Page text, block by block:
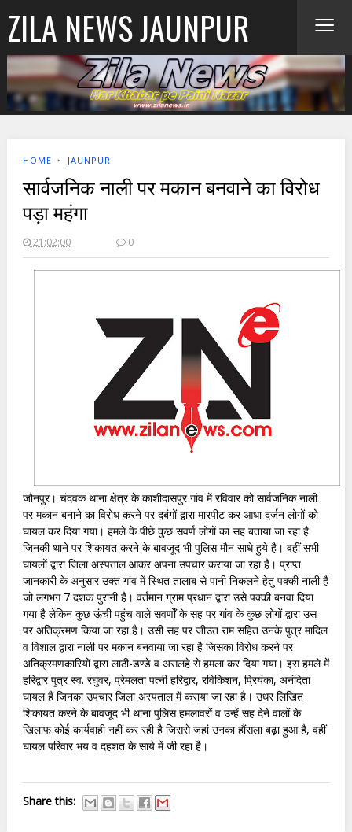
ZILA NEWS JAUNPUR ≡
HOME ‣ JAUNPUR
सार्वजनिक नाली पर मकान बनवाने का विरोध
पड़ा महंगा
21:02:00 0
जौनपुर। चंदवक थाना क्षेत्र के काशीदासपुर गांव में रविवार को सार्वजनिक नाली
पर मकान बनाने का विरोध करने पर दबंगों द्वारा मारपीट कर आधा दर्जन लोगों को
घायल कर दिया गया। हमले के पीछे कुछ सवर्ण लोगों का सह बताया जा रहा है
जिनकी थाने पर शिकायत करने के बावजूद भी पुलिस मौन साधे हुये है। वहीं सभी
घायलों द्वारा जिला अस्पताल आकर अपना उपचार कराया जा रहा है। प्राप्त
जानकारी के अनुसार उक्त गांव में स्थित तालाब से पानी निकलने हेतु पक्की नाली है
जो लगभग 7 दशक पुरानी है। वर्तमान ग्राम प्रधान द्वारा उसे पक्की बनवा दिया
गया है लेकिन कुछ ऊंची पहुंच वाले सवर्णों के सह पर गांव के कुछ लोगों द्वारा उस
पर अतिक्रमण किया जा रहा है। उसी सह पर जीउत राम सहित उनके पुत्र मादिल
व विशाल द्वारा नाली पर मकान बनवाया जा रहा है जिसका विरोध करने पर
अतिक्रमणकारियों द्वारा लाठी-डण्डे व असलहे से हमला कर दिया गया। इस हमले में
हरिद्वार पुत्र स्व. रघुवर, प्रेमलता पत्नी हरिद्वार, रविकिशन, प्रियंका, अनंदिता
घायल हैं जिनका उपचार जिला अस्पताल में कराया जा रहा है। उधर लिखित
शिकायत करने के बावजूद भी थाना पुलिस हमलावरों व उन्हें सह देने वालों के
खिलाफ कोई कार्यवाही नहीं कर रही है जिससे जहां उनका हौंसला बढ़ा हुआ है, वहीं
घायल परिवार भय व दहशत के साये में जी रहा है।
Share this: